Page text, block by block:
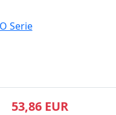
Serie
53,86 EUR